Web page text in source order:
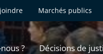
Marchés publics
? Décisions de